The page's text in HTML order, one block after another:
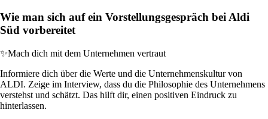
Wie man sich auf ein Vorstellungsgespräch bei Aldi
Süd vorbereitet
✨Mach dich mit dem Unternehmen vertraut
Informiere dich über die Werte und die Unternehmenskultur von
ALDI. Zeige im Interview, dass du die Philosophie des Unternehmens
verstehst und schätzt. Das hilft dir, einen positiven Eindruck zu
hinterlassen.